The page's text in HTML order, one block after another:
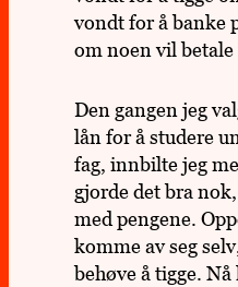
vondt for å banke
om noen vil betale
Den gangen jeg
lån for å stu­dere
fag, inn­bilte jeg
gjorde det bra
med pen­gene.
komme av seg
behøve å tigge.